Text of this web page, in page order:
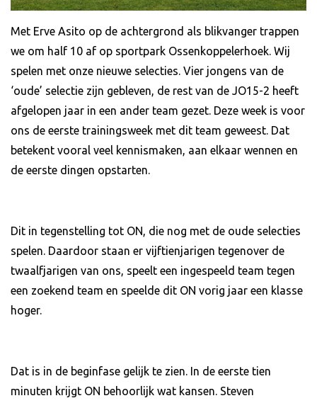
Met Erve Asito op de achtergrond als blikvanger trappen
we om half 10 af op sportpark Ossenkoppelerhoek. Wij
spelen met onze nieuwe selecties. Vier jongens van de
‘oude’ selectie zijn gebleven, de rest van de JO15-2 heeft
afgelopen jaar in een ander team gezet. Deze week is voor
ons de eerste trainingsweek met dit team geweest. Dat
betekent vooral veel kennismaken, aan elkaar wennen en
de eerste dingen opstarten.
Dit in tegenstelling tot ON, die nog met de oude selecties
spelen. Daardoor staan er vijftienjarigen tegenover de
twaalfjarigen van ons, speelt een ingespeeld team tegen
een zoekend team en speelde dit ON vorig jaar een klasse
hoger.
Dat is in de beginfase gelijk te zien. In de eerste tien
minuten krijgt ON behoorlijk wat kansen. Steven